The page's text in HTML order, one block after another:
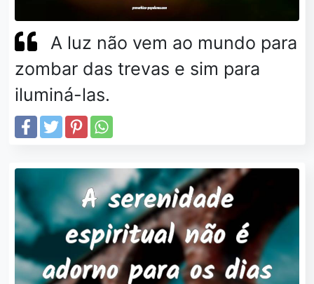
A luz não vem ao mundo para
zombar das trevas e sim para
iluminá-las.